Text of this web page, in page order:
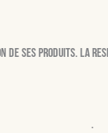
ses produits. La
.